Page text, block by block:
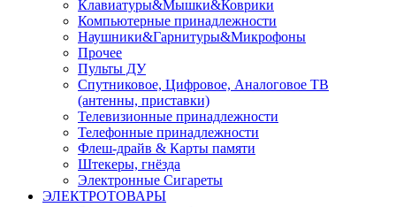
Клавиатуры&Мышки&Коврики
Компьютерные принадлежности
Наушники&Гарнитуры&Микрофоны
Прочее
Пульты ДУ
Спутниковое, Цифровое, Аналоговое ТВ
(антенны, приставки)
Телевизионные принадлежности
Телефонные принадлежности
Флеш-драйв & Карты памяти
Штекеры, гнёзда
Электронные Сигареты
ЭЛЕКТРОТОВАРЫ